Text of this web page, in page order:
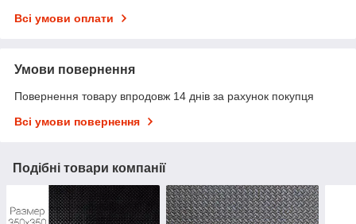
Всі умови оплати
Умови повернення
Повернення товару впродовж 14 днів за рахунок покупця
Всі умови повернення
Подібні товари компанії